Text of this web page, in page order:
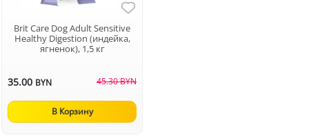
Brit Care Dog Adult Sensitive
Healthy Digestion (индейка,
ягненок), 1,5 кг
35.00 BYN 45.30 BYN
В Корзину